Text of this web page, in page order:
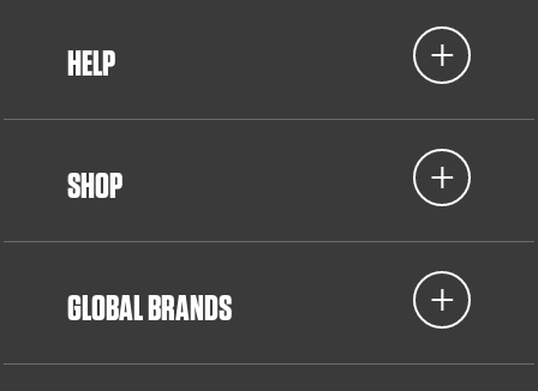
HELP
SHOP
GLOBAL BRANDS